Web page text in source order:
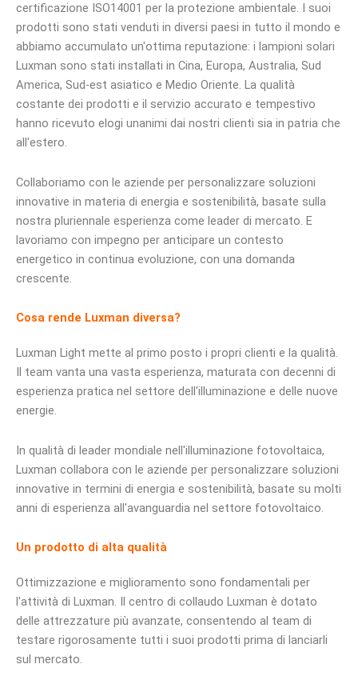
certificazione ISO14001 per la protezione ambientale. I suoi
prodotti sono stati venduti in diversi paesi in tutto il mondo e
abbiamo accumulato un'ottima reputazione: i lampioni solari
Luxman sono stati installati in Cina, Europa, Australia, Sud
America, Sud-est asiatico e Medio Oriente. La qualità
costante dei prodotti e il servizio accurato e tempestivo
hanno ricevuto elogi unanimi dai nostri clienti sia in patria che
all'estero.
Collaboriamo con le aziende per personalizzare soluzioni
innovative in materia di energia e sostenibilità, basate sulla
nostra pluriennale esperienza come leader di mercato. E
lavoriamo con impegno per anticipare un contesto
energetico in continua evoluzione, con una domanda
crescente.
Cosa rende Luxman diversa?
Luxman Light mette al primo posto i propri clienti e la qualità.
Il team vanta una vasta esperienza, maturata con decenni di
esperienza pratica nel settore dell'illuminazione e delle nuove
energie.
In qualità di leader mondiale nell'illuminazione fotovoltaica,
Luxman collabora con le aziende per personalizzare soluzioni
innovative in termini di energia e sostenibilità, basate su molti
anni di esperienza all'avanguardia nel settore fotovoltaico.
Un prodotto di alta qualità
Ottimizzazione e miglioramento sono fondamentali per
l'attività di Luxman. Il centro di collaudo Luxman è dotato
delle attrezzature più avanzate, consentendo al team di
testare rigorosamente tutti i suoi prodotti prima di lanciarli
sul mercato.